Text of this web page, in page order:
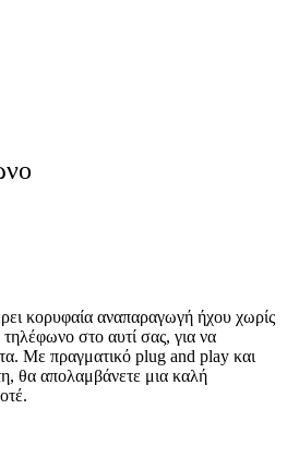
κορυφαία αναπαραγωγή ήχου χωρίς
τηλέφωνο στο αυτί σας, για να
Με πραγματικό plug and play και
θα απολαμβάνετε μια καλή